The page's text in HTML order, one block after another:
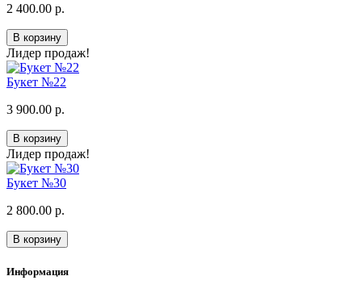
2 400.00 р.
В корзину
Лидер продаж!
Букет №22
3 900.00 р.
В корзину
Лидер продаж!
Букет №30
2 800.00 р.
В корзину
Информация